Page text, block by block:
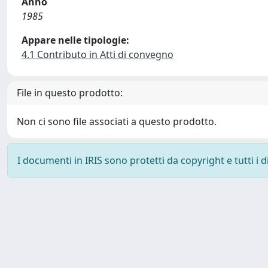
1985
Appare nelle tipologie:
4.1 Contributo in Atti di convegno
File in questo prodotto:
Non ci sono file associati a questo prodotto.
I documenti in IRIS sono protetti da copyright e tutti i